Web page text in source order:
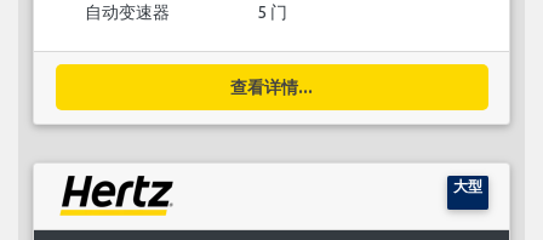
自动变速器 5 门
查看详情...
大型